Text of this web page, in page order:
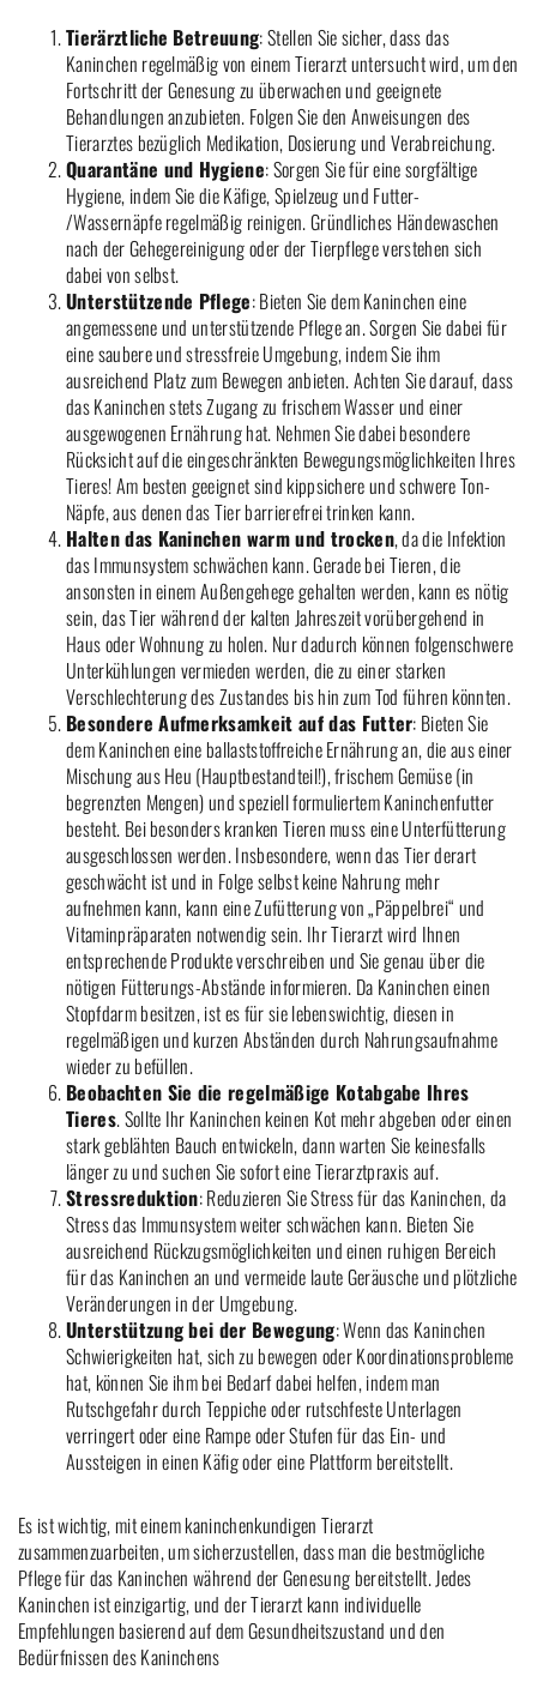
Tierärztliche Betreuung: Stellen Sie sicher, dass das
Kaninchen regelmäßig von einem Tierarzt untersucht wird, um den
Fortschritt der Genesung zu überwachen und geeignete
Behandlungen anzubieten. Folgen Sie den Anweisungen des
Tierarztes bezüglich Medikation, Dosierung und Verabreichung.
Quarantäne und Hygiene: Sorgen Sie für eine sorgfältige
Hygiene, indem Sie die Käfige, Spielzeug und Futter-
/Wassernäpfe regelmäßig reinigen. Gründliches Händewaschen
nach der Gehegereinigung oder der Tierpflege verstehen sich
dabei von selbst.
Unterstützende Pflege: Bieten Sie dem Kaninchen eine
angemessene und unterstützende Pflege an. Sorgen Sie dabei für
eine saubere und stressfreie Umgebung, indem Sie ihm
ausreichend Platz zum Bewegen anbieten. Achten Sie darauf, dass
das Kaninchen stets Zugang zu frischem Wasser und einer
ausgewogenen Ernährung hat. Nehmen Sie dabei besondere
Rücksicht auf die eingeschränkten Bewegungsmöglichkeiten Ihres
Tieres! Am besten geeignet sind kippsichere und schwere Ton-
Näpfe, aus denen das Tier barrierefrei trinken kann.
Halten das Kaninchen warm und trocken, da die Infektion
das Immunsystem schwächen kann. Gerade bei Tieren, die
ansonsten in einem Außengehege gehalten werden, kann es nötig
sein, das Tier während der kalten Jahreszeit vorübergehend in
Haus oder Wohnung zu holen. Nur dadurch können folgenschwere
Unterkühlungen vermieden werden, die zu einer starken
Verschlechterung des Zustandes bis hin zum Tod führen könnten.
Besondere Aufmerksamkeit auf das Futter: Bieten Sie
dem Kaninchen eine ballaststoffreiche Ernährung an, die aus einer
Mischung aus Heu (Hauptbestandteil!), frischem Gemüse (in
begrenzten Mengen) und speziell formuliertem Kaninchenfutter
besteht. Bei besonders kranken Tieren muss eine Unterfütterung
ausgeschlossen werden. Insbesondere, wenn das Tier derart
geschwächt ist und in Folge selbst keine Nahrung mehr
aufnehmen kann, kann eine Zufütterung von „Päppelbrei“ und
Vitaminpräparaten notwendig sein. Ihr Tierarzt wird Ihnen
entsprechende Produkte verschreiben und Sie genau über die
nötigen Fütterungs-Abstände informieren. Da Kaninchen einen
Stopfdarm besitzen, ist es für sie lebenswichtig, diesen in
regelmäßigen und kurzen Abständen durch Nahrungsaufnahme
wieder zu befüllen.
Beobachten Sie die regelmäßige Kotabgabe Ihres
Tieres. Sollte Ihr Kaninchen keinen Kot mehr abgeben oder einen
stark geblähten Bauch entwickeln, dann warten Sie keinesfalls
länger zu und suchen Sie sofort eine Tierarztpraxis auf.
Stressreduktion: Reduzieren Sie Stress für das Kaninchen, da
Stress das Immunsystem weiter schwächen kann. Bieten Sie
ausreichend Rückzugsmöglichkeiten und einen ruhigen Bereich
für das Kaninchen an und vermeide laute Geräusche und plötzliche
Veränderungen in der Umgebung.
Unterstützung bei der Bewegung: Wenn das Kaninchen
Schwierigkeiten hat, sich zu bewegen oder Koordinationsprobleme
hat, können Sie ihm bei Bedarf dabei helfen, indem man
Rutschgefahr durch Teppiche oder rutschfeste Unterlagen
verringert oder eine Rampe oder Stufen für das Ein- und
Aussteigen in einen Käfig oder eine Plattform bereitstellt.
Es ist wichtig, mit einem kaninchenkundigen Tierarzt
zusammenzuarbeiten, um sicherzustellen, dass man die bestmögliche
Pflege für das Kaninchen während der Genesung bereitstellt. Jedes
Kaninchen ist einzigartig, und der Tierarzt kann individuelle
Empfehlungen basierend auf dem Gesundheitszustand und den
Bedürfnissen des Kaninchens